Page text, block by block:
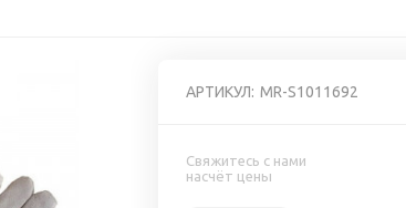
АРТИКУЛ: MR-S1011692
Свяжитесь с нами
насчёт цены